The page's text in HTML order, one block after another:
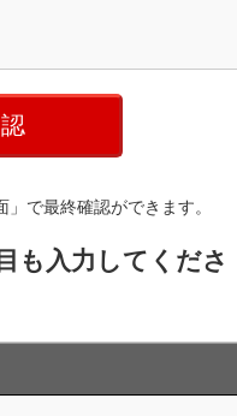
で最終確認ができます。
も入力してくださ